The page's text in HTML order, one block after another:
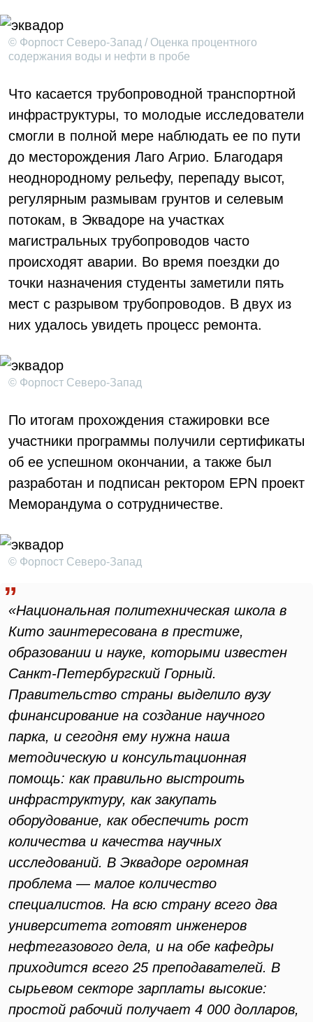
© Форпост Северо-Запад / Оценка процентного
содержания воды и нефти в пробе
Что касается трубопроводной транспортной
инфраструктуры, то молодые исследователи
смогли в полной мере наблюдать ее по пути
до месторождения Лаго Агрио. Благодаря
неоднородному рельефу, перепаду высот,
регулярным размывам грунтов и селевым
потокам, в Эквадоре на участках
магистральных трубопроводов часто
происходят аварии. Во время поездки до
точки назначения студенты заметили пять
мест с разрывом трубопроводов. В двух из
них удалось увидеть процесс ремонта.
© Форпост Северо-Запад
По итогам прохождения стажировки все
участники программы получили сертификаты
об ее успешном окончании, а также был
разработан и подписан ректором EPN проект
Меморандума о сотрудничестве.
© Форпост Северо-Запад
«Национальная политехническая школа в
Кито заинтересована в престиже,
образовании и науке, которыми известен
Санкт-Петербургский Горный.
Правительство страны выделило вузу
финансирование на создание научного
парка, и сегодня ему нужна наша
методическую и консультационная
помощь: как правильно выстроить
инфраструктуру, как закупать
оборудование, как обеспечить рост
количества и качества научных
исследований. В Эквадоре огромная
проблема — малое количество
специалистов. На всю страну всего два
университета готовят инженеров
нефтегазового дела, и на обе кафедры
приходится всего 25 преподавателей. В
сырьевом секторе зарплаты высокие:
простой рабочий получает 4 000 долларов,